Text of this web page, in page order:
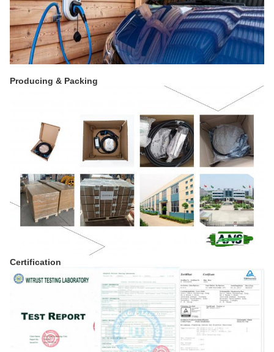
Producing & Packing
Certification